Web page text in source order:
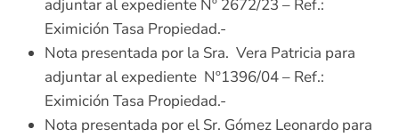
adjuntar al expediente Nº 2672/23 – Ref.:
Eximición Tasa Propiedad.-
Nota presentada por la Sra. Vera Patricia para
adjuntar al expediente Nº1396/04 – Ref.:
Eximición Tasa Propiedad.-
Nota presentada por el Sr. Gómez Leonardo para